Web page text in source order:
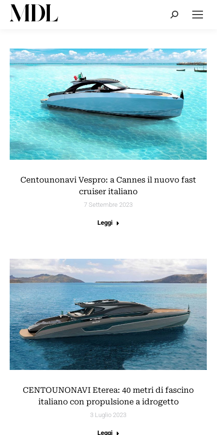
Cerca:
Centounonavi Vespro: a Cannes il nuovo fast
cruiser italiano
7 Settembre 2023
Leggi
CENTOUNONAVI Eterea: 40 metri di fascino
italiano con propulsione a idrogetto
3 Luglio 2023
Leggi